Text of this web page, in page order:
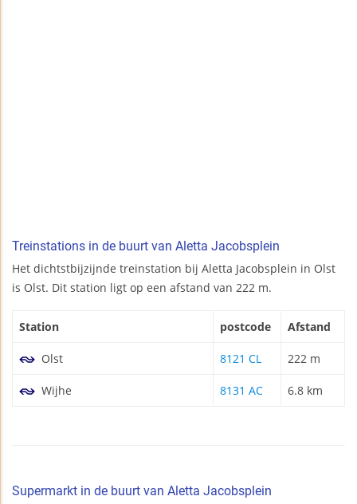
Treinstations in de buurt van Aletta Jacobsplein
Het dichtstbijzijnde treinstation bij Aletta Jacobsplein in Olst
is Olst. Dit station ligt op een afstand van 222 m.
Station postcode Afstand
Olst 8121 CL 222 m
Wijhe 8131 AC 6.8 km
Supermarkt in de buurt van Aletta Jacobsplein